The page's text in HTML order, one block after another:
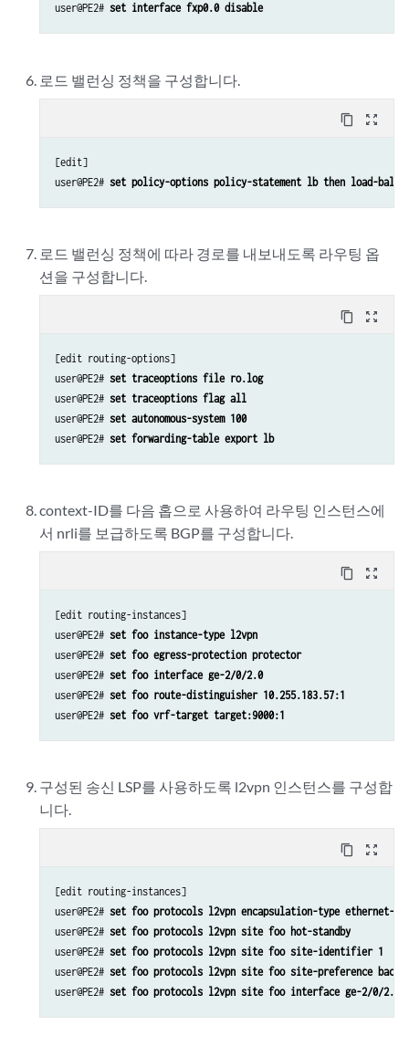
user@PE2# set interface fxp0.0 disable
로드 밸런싱 정책을 구성합니다.
content_copy zoom_out_map
[edit]
user@PE2# set policy-options policy-statement lb then load-
로드 밸런싱 정책에 따라 경로를 내보내도록 라우팅 옵
션을 구성합니다.
content_copy zoom_out_map
[edit routing-options]
user@PE2# set traceoptions file ro.log
user@PE2# set traceoptions flag all
user@PE2# set autonomous-system 100
user@PE2# set forwarding-table export lb
context-ID를 다음 홉으로 사용하여 라우팅 인스턴스에
서 nrli를 보급하도록 BGP를 구성합니다.
content_copy zoom_out_map
[edit routing-instances]
user@PE2# set foo instance-type l2vpn
user@PE2# set foo egress-protection protector
user@PE2# set foo interface ge-2/0/2.0
user@PE2# set foo route-distinguisher 10.255.183.57:1
user@PE2# set foo vrf-target target:9000:1
구성된 송신 LSP를 사용하도록 l2vpn 인스턴스를 구성합
니다.
content_copy zoom_out_map
[edit routing-instances]
user@PE2# set foo protocols l2vpn encapsulation-type ethernet-
user@PE2# set foo protocols l2vpn site foo hot-standby
user@PE2# set foo protocols l2vpn site foo site-identifier 1
user@PE2# set foo protocols l2vpn site foo site-preference
user@PE2# set foo protocols l2vpn site foo interface ge-2/0/2.0